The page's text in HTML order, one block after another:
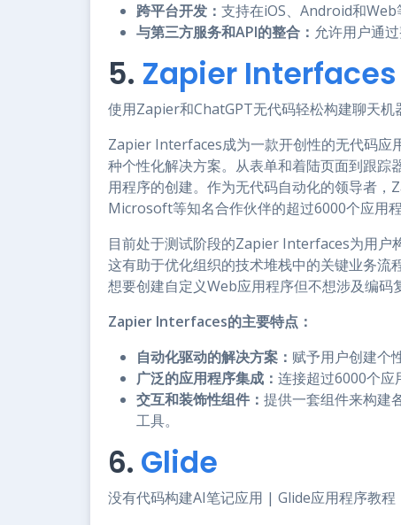
跨平台开发： 支持在iOS、Android和Web
与第三方服务和API的整合： 允许用户通
5. Zapier Interfaces
使用Zapier和ChatGPT无代码轻松构建聊天机
Zapier Interfaces成为一款开创性的无代码应
种个性化解决方案。从表单和着陆页面到跟
用程序的创建。作为无代码自动化的领导者
Microsoft等知名合作伙伴的超过6000个应用程
目前处于测试阶段的Zapier Interfaces为用户
这有助于优化组织的技术堆栈中的关键业务
想要创建自定义Web应用程序但不想涉及编码
Zapier Interfaces的主要特点：
自动化驱动的解决方案： 赋予用户创建个
广泛的应用程序集成： 连接超过6000个应
交互和装饰性组件： 提供一套组件来构建
工具。
6. Glide
没有代码构建AI笔记应用 | Glide应用程序教